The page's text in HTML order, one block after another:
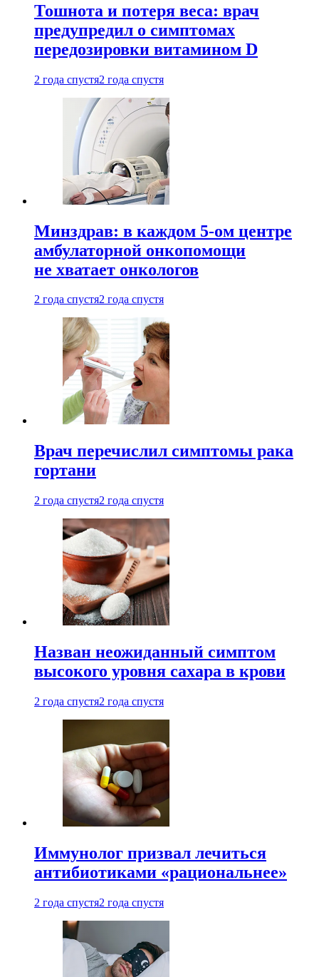
Тошнота и потеря веса: врач
предупредил о симптомах
передозировки витамином D
2 года спустя2 года спустя
Минздрав: в каждом 5-ом центре
амбулаторной онкопомощи
не хватает онкологов
2 года спустя2 года спустя
Врач перечислил симптомы рака
гортани
2 года спустя2 года спустя
Назван неожиданный симптом
высокого уровня сахара в крови
2 года спустя2 года спустя
Иммунолог призвал лечиться
антибиотиками «рациональнее»
2 года спустя2 года спустя